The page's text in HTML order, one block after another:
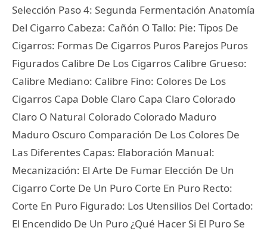
Selección Paso 4: Segunda Fermentación Anatomía
Del Cigarro Cabeza: Cañón O Tallo: Pie: Tipos De
Cigarros: Formas De Cigarros Puros Parejos Puros
Figurados Calibre De Los Cigarros Calibre Grueso:
Calibre Mediano: Calibre Fino: Colores De Los
Cigarros Capa Doble Claro Capa Claro Colorado
Claro O Natural Colorado Colorado Maduro
Maduro Oscuro Comparación De Los Colores De
Las Diferentes Capas: Elaboración Manual:
Mecanización: El Arte De Fumar Elección De Un
Cigarro Corte De Un Puro Corte En Puro Recto:
Corte En Puro Figurado: Los Utensilios Del Cortado:
El Encendido De Un Puro ¿Qué Hacer Si El Puro Se